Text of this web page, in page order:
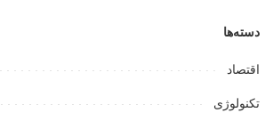
دسته‌ها
اقتصاد
تکنولوژی